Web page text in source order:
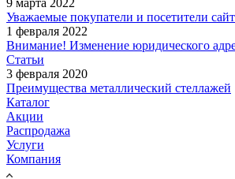
Уважаемые покупатели и посетители
1 февраля 2022
Внимание! Изменение юридического
Статьи
3 февраля 2020
Преимущества металлический стеллажей
Каталог
Акции
Распродажа
Услуги
Компания